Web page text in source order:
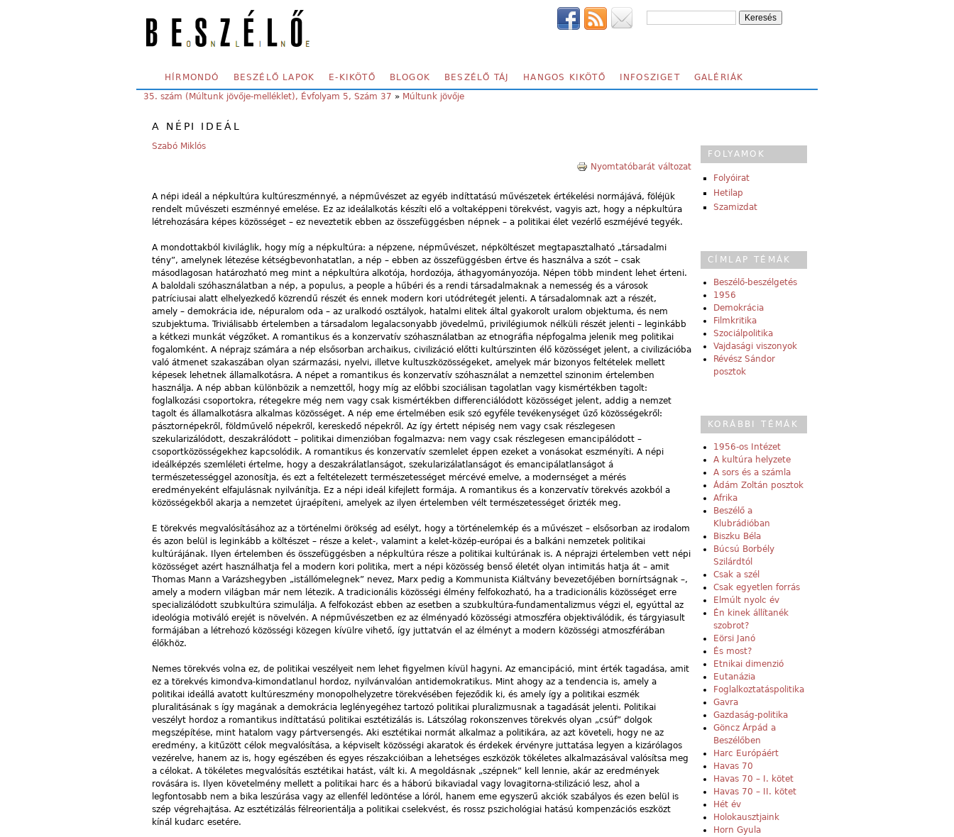
SECONDARY MENU
HÍRMONDÓ BESZÉLŐ LAPOK E-KIKÖTŐ BLOGOK BESZÉLŐ TÁJ HANGOS KIKÖTŐ INFOSZIGET GALÉRIÁK
YOU ARE HERE:
35. szám (Múltunk jövője-melléklet), Évfolyam 5, Szám 37 » Múltunk jövője
A NÉPI IDEÁL
Szabó Miklós
Nyomtatóbarát változat
A népi ideál a népkultúra kultúreszménnyé, a népművészet az egyéb indíttatású művészetek értékelési normájává, föléjük
rendelt művészeti eszménnyé emelése. Ez az ideálalkotás készíti elő a voltaképpeni törekvést, vagyis azt, hogy a népkultúra
létrehozására képes közösséget – ez neveztetik ebben az összefüggésben népnek – a politikai élet vezérlő eszméjévé tegyék.
A mondottakból kiviláglik, hogy míg a népkultúra: a népzene, népművészet, népköltészet megtapasztalható „társadalmi
tény”, amelynek létezése kétségbevonhatatlan, a nép – ebben az összefüggésben értve és használva a szót – csak
másodlagosan határozható meg mint a népkultúra alkotója, hordozója, áthagyományozója. Népen több mindent lehet érteni.
A baloldali szóhasználatban a nép, a populus, a people a hűbéri és a rendi társadalmaknak a nemesség és a városok
patríciusai alatt elhelyezkedő közrendű részét és ennek modern kori utódrétegét jelenti. A társadalomnak azt a részét,
amely – demokrácia ide, népuralom oda – az uralkodó osztályok, hatalmi elitek által gyakorolt uralom objektuma, és nem
szubjektuma. Triviálisabb értelemben a társadalom legalacsonyabb jövedelmű, privilégiumok nélküli részét jelenti – leginkább
a kétkezi munkát végzőket. A romantikus és a konzervatív szóhasználatban az etnográfia népfogalma jelenik meg politikai
fogalomként. A néprajz számára a nép elsősorban archaikus, civilizáció előtti kultúrszinten élő közösséget jelent, a civilizációba
való átmenet szakaszában olyan származási, nyelvi, illetve kultuszközösségeket, amelyek már bizonyos feltételek mellett
képesek lehetnek államalkotásra. A népet a romantikus és konzervatív szóhasználat a nemzettel szinonim értelemben
használja. A nép abban különbözik a nemzettől, hogy míg az előbbi szociálisan tagolatlan vagy kismértékben tagolt:
foglalkozási csoportokra, rétegekre még nem vagy csak kismértékben differenciálódott közösséget jelent, addig a nemzet
tagolt és államalkotásra alkalmas közösséget. A nép eme értelmében esik szó egyféle tevékenységet űző közösségekről:
pásztornépekről, földművelő népekről, kereskedő népekről. Az így értett népiség nem vagy csak részlegesen
szekularizálódott, deszakrálódott – politikai dimenzióban fogalmazva: nem vagy csak részlegesen emancipálódott –
csoportközösségekhez kapcsolódik. A romantikus és konzervatív szemlelet éppen ezeket a vonásokat eszményíti. A népi
ideálképzés szemléleti értelme, hogy a deszakrálatlanságot, szekularizálatlanságot és emancipálatlanságot á
természetességgel azonosítja, és ezt a feltételezett természetességet mércévé emelve, a modernséget a mérés
eredményeként elfajulásnak nyilvánítja. Ez a népi ideál kifejlett formája. A romantikus és a konzervatív törekvés azokból a
közösségekből akarja a nemzetet újraépíteni, amelyek az ilyen értelemben vélt természetességet őrizték meg.
E törekvés megvalósításához az a történelmi örökség ad esélyt, hogy a történelemkép és a művészet – elsősorban az irodalom
és azon belül is leginkább a költészet – része a kelet-, valamint a kelet-közép-európai és a balkáni nemzetek politikai
kultúrájának. Ilyen értelemben és összefüggésben a népkultúra része a politikai kultúrának is. A néprajzi értelemben vett népi
közösséget azért használhatja fel a modern kori politika, mert a népi közösség benső életét olyan intimitás hatja át – amit
Thomas Mann a Varázshegyben „istállómelegnek” nevez, Marx pedig a Kommunista Kiáltvány bevezetőjében bornírtságnak –,
amely a modern világban már nem létezik. A tradicionális közösségi élmény felfokozható, ha a tradicionális közösséget erre
specializálódott szubkultúra szimulálja. A felfokozást ebben az esetben a szubkultúra-fundamentalizmus végzi el, egyúttal az
ideológia motiváló erejét is növelvén. A népművészetben ez az élményadó közösségi atmoszféra objektiválódik, és tárgyiasult
formájában a létrehozó közösségi közegen kívülre vihető, így juttatván el az élményt a modern közösségi atmoszférában
élőkhöz.
Nemes törekvés volna ez, de politikai veszélyeit nem lehet figyelmen kívül hagyni. Az emancipáció, mint érték tagadása, amit
ez a törekvés kimondva-kimondatlanul hordoz, nyilvánvalóan antidemokratikus. Mint ahogy az a tendencia is, amely a
politikai ideállá avatott kultúreszmény monopolhelyzetre törekvésében fejeződik ki, és amely így a politikai eszmék
pluralitásának s így magának a demokrácia leglényegéhez tartozó politikai pluralizmusnak a tagadását jelenti. Politikai
veszélyt hordoz a romantikus indíttatású politikai esztétizálás is. Látszólag rokonszenves törekvés olyan „csúf” dolgok
megszépítése, mint hatalom vagy pártversengés. Aki esztétikai normát alkalmaz a politikára, az azt követeli, hogy ne az
eredmény, a kitűzött célok megvalósítása, a képviselt közösségi akaratok és érdekek érvényre juttatása legyen a kizárólagos
vezérelve, hanem az is, hogy egészében és egyes részakcióiban a lehetséges eszközök tökéletes alkalmazásával valósítsa meg
a célokat. A tökéletes megvalósítás esztétikai hatást, vált ki. A megoldásnak „szépnek” kell lennie, akár az eredmények
rovására is. Ilyen követelmény mellett a politikai harc és a háború bikaviadal vagy lovagitorna-stilizáció lesz, ahol a
legfontosabb nem a bika leszúrása vagy az ellenfél ledöntése a lóról, hanem eme egyszerű akciók szabályos és ezen belül is
szép végrehajtása. Az esztétizálás félreorientálja a politikai cselekvést, és rossz pszichológiai hatású kompenzációs eszközt
kínál kudarc esetére.
FOLYAMOK
Folyóirat
Hetilap
Szamizdat
CÍMLAP TÉMÁK
Beszélő-beszélgetés
1956
Demokrácia
Filmkritika
Szociálpolitika
Vajdasági viszonyok
Révész Sándor
posztok
KORÁBBI TÉMÁK
1956-os Intézet
A kultúra helyzete
A sors és a számla
Ádám Zoltán posztok
Afrika
Beszélő a
Klubrádióban
Biszku Béla
Búcsú Borbély
Szilárdtól
Csak a szél
Csak egyetlen forrás
Elmúlt nyolc év
Én kinek állítanék
szobrot?
Eörsi Janó
És most?
Etnikai dimenzió
Eutanázia
Foglalkoztatáspolitika
Gavra
Gazdaság-politika
Göncz Árpád a
Beszélőben
Harc Európáért
Havas 70
Havas 70 – I. kötet
Havas 70 – II. kötet
Hét év
Holokausztjaink
Horn Gyula